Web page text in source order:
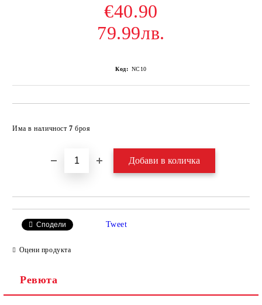
€40.90
79.99лв.
Код: NC10
Има в наличност 7 броя
Сподели Tweet
Оцени продукта
Ревюта